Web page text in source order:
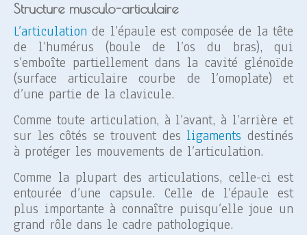
Structure musculo-articulaire
L’articulationde l’épaule est composée de la tête
de l’humérus (boule de l’os du bras), qui
s’emboîte partiellement dans la cavité glénoïde
(surface articulaire courbe de l’omoplate) et
d’une partie de la clavicule.
Comme toute articulation, à l’avant, à l’arrière et
sur les côtés se trouvent des ligaments destinés
à protéger les mouvements de l’articulation.
Comme la plupart des articulations, celle-ci est
entourée d’une capsule. Celle de l’épaule est
plus importante à connaître puisqu’elle joue un
grand rôle dans le cadre pathologique.